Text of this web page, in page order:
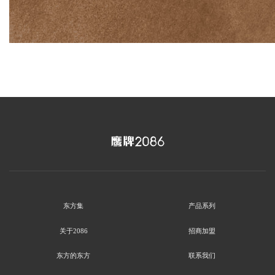
东方集 产品系列
关于2086 招商加盟
东方的东方 联系我们